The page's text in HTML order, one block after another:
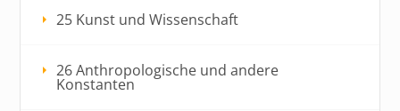
25 Kunst und Wissenschaft
26 Anthropologische und andere
Konstanten